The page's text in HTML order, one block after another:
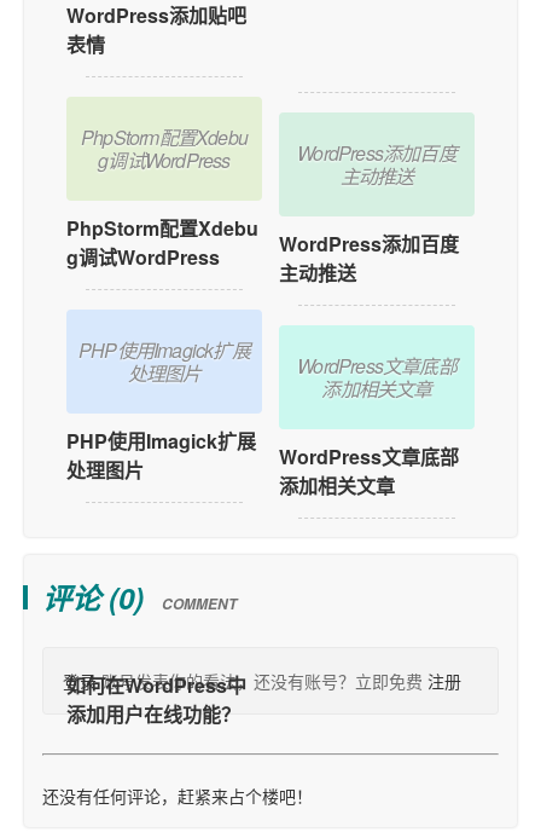
WordPress添加贴吧
表情
PhpStorm配置Xdebu
g调试WordPress
PhpStorm配置Xdebu
g调试WordPress
PHP使用Imagick扩展
处理图片
PHP使用Imagick扩展
处理图片
WordPress添加百度
主动推送
WordPress添加百度
主动推送
WordPress文章底部
添加相关文章
WordPress文章底部
添加相关文章
评论 (0) COMMENT
登录账号发表你的看法，还没有账号？立即免费 注册
还没有任何评论，赶紧来占个楼吧！